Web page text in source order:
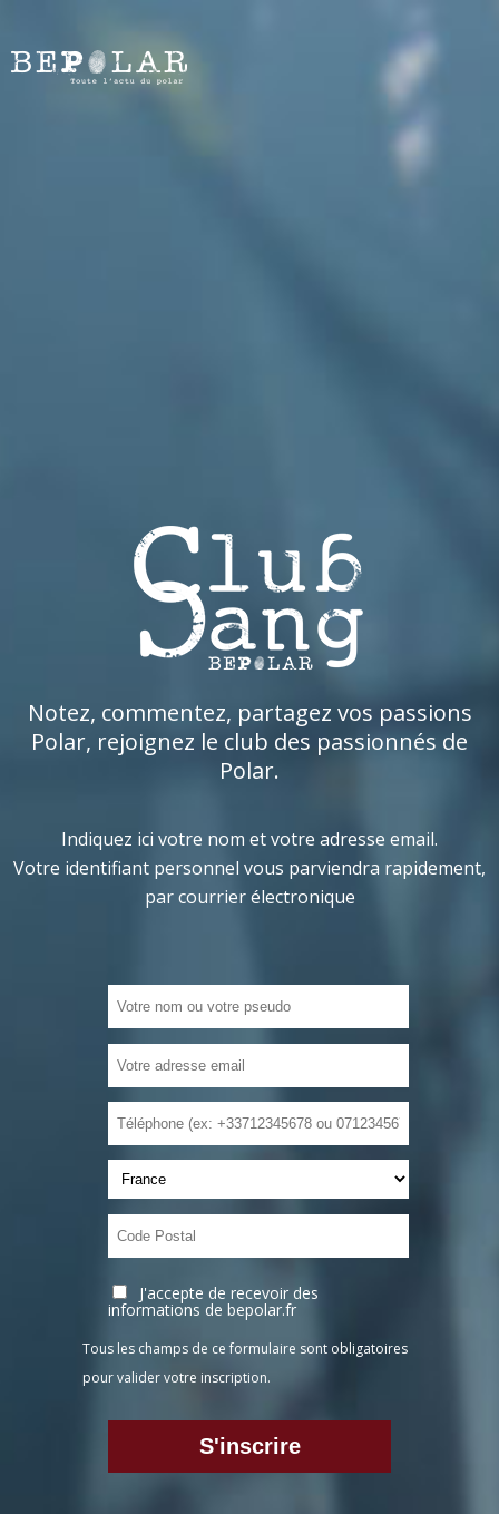
Notez, commentez, partagez vos passions
Polar, rejoignez le club des passionnés de
Polar.
Indiquez ici votre nom et votre adresse email.
Votre identifiant personnel vous parviendra rapidement,
par courrier électronique
J'accepte de recevoir des
informations de bepolar.fr
Tous les champs de ce formulaire sont obligatoires
pour valider votre inscription.